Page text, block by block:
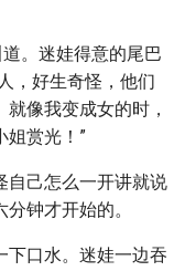
。迷娃得意的尾巴
，好生奇怪，他们
像我变成女的时，
姐赏光！”
自己怎么一开讲就说
钟才开始的。
下口水。迷娃一边吞